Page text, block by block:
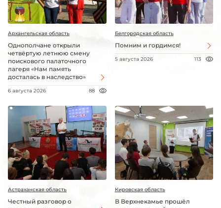
Архангельская область
Однополчане открыли
четвёртую летнюю смену
поискового палаточного
лагеря «Нам память
досталась в наследство»
6 августа 2026 88
Белгородская область
Помним и гордимся!
5 августа 2026 113
Астраханская область
Честный разговор о
Кировская область
В Верхнекамье прошёл